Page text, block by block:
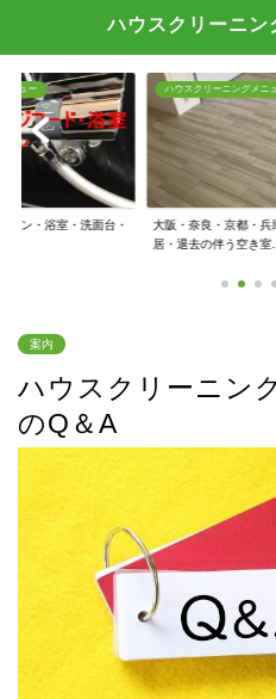
ハウスクリーニン
ニュー
チン・浴室・洗面台・
ハウスクリーニングメニ
大阪・奈良・京都・兵
居・退去の伴う空き室...
案内
ハウスクリーニン
のQ＆A